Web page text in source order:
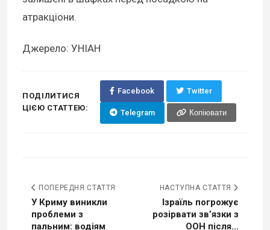
атракціони.
Джерело: УНІАН
ПОДІЛИТИСЯ
ЦІЄЮ СТАТТЕЮ:
Facebook Twitter
Telegram Копіювати
ПОПЕРЕДНЯ СТАТТЯ
У Криму виникли
проблеми з
пальним: водіям
НАСТУПНА СТАТТЯ
Ізраїль погрожує
розірвати зв’язки з
ООН після...